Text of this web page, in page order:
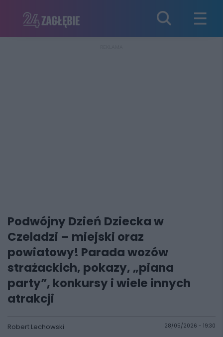
Podwójny Dzień Dziecka w
Czeladzi – miejski oraz
powiatowy! Parada wozów
strażackich, pokazy, „piana
party”, konkursy i wiele innych
atrakcji
Robert Lechowski 28/05/2026 - 19:30